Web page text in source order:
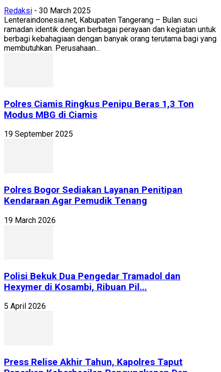
Redaksi - 30 March 2025
Lenteraindonesia.net, Kabupaten Tangerang – Bulan suci
ramadan identik dengan berbagai perayaan dan kegiatan untuk
berbagi kebahagiaan dengan banyak orang terutama bagi yang
membutuhkan. Perusahaan...
Polres Ciamis Ringkus Penipu Beras 1,3 Ton
Modus MBG di Ciamis
19 September 2025
Polres Bogor Sediakan Layanan Penitipan
Kendaraan Agar Pemudik Tenang
19 March 2026
Polisi Bekuk Dua Pengedar Tramadol dan
Hexymer di Kosambi, Ribuan Pil...
5 April 2026
Press Relise Akhir Tahun, Kapolres Taput